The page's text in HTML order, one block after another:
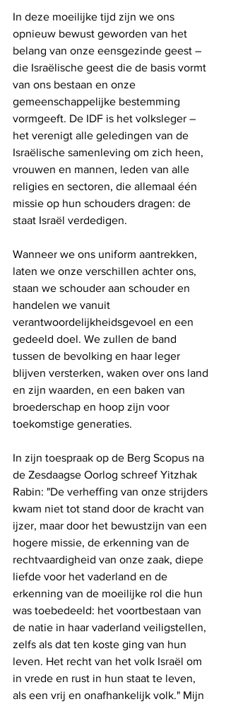
In deze moeilijke tijd zijn we ons
opnieuw bewust geworden van het
belang van onze eensgezinde geest –
die Israëlische geest die de basis vormt
van ons bestaan ​​en onze
gemeenschappelijke bestemming
vormgeeft. De IDF is het volksleger –
het verenigt alle geledingen van de
Israëlische samenleving om zich heen,
vrouwen en mannen, leden van alle
religies en sectoren, die allemaal één
missie op hun schouders dragen: de
staat Israël verdedigen.
Wanneer we ons uniform aantrekken,
laten we onze verschillen achter ons,
staan ​​we schouder aan schouder en
handelen we vanuit
verantwoordelijkheidsgevoel en een
gedeeld doel. We zullen de band
tussen de bevolking en haar leger
blijven versterken, waken over ons land
en zijn waarden, en een baken van
broederschap en hoop zijn voor
toekomstige generaties.
In zijn toespraak op de Berg Scopus na
de Zesdaagse Oorlog schreef Yitzhak
Rabin: "De verheffing van onze strijders
kwam niet tot stand door de kracht van
ijzer, maar door het bewustzijn van een
hogere missie, de erkenning van de
rechtvaardigheid van onze zaak, diepe
liefde voor het vaderland en de
erkenning van de moeilijke rol die hun
was toebedeeld: het voortbestaan ​​van
de natie in haar vaderland veiligstellen,
zelfs als dat ten koste ging van hun
leven. Het recht van het volk Israël om
in vrede en rust in hun staat te leven,
als een vrij en onafhankelijk volk." Mijn